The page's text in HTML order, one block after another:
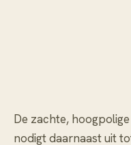
De zachte,
nodigt daarnaast uit